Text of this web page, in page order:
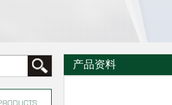
产品资料